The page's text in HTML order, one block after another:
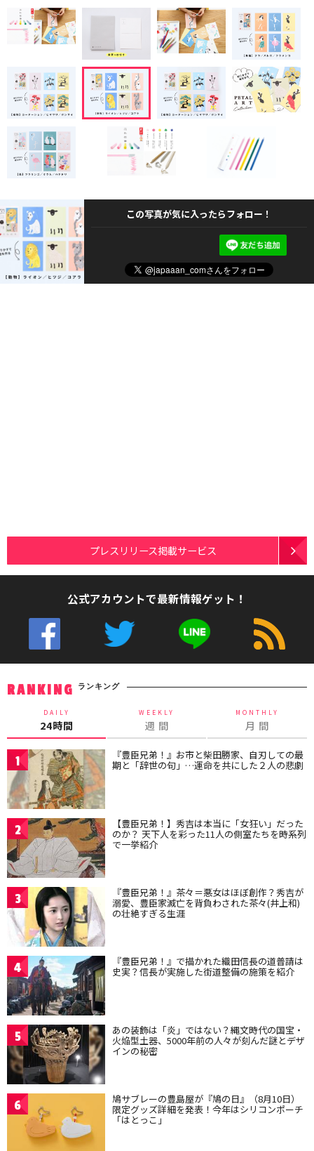
この写真が気に入ったらフォロー！
プレスリリース掲載サービス
公式アカウントで最新情報ゲット！
RANKING ランキング
DAILY
24時間
WEEKLY
週 間
MONTHLY
月 間
1 『豊臣兄弟！』お市と柴田勝家、自刃しての最
期と「辞世の句」…運命を共にした２人の悲劇
2 【豊臣兄弟！】秀吉は本当に「女狂い」だった
のか？ 天下人を彩った11人の側室たちを時系列
で一挙紹介
3 『豊臣兄弟！』茶々＝悪女はほぼ創作？秀吉が
溺愛、豊臣家滅亡を背負わされた茶々(井上和)
の壮絶すぎる生涯
4 『豊臣兄弟！』で描かれた織田信長の道普請は
史実？信長が実施した街道整備の施策を紹介
5 あの装飾は「炎」ではない？縄文時代の国宝・
火焔型土器、5000年前の人々が刻んだ謎とデザ
インの秘密
6 鳩サブレーの豊島屋が『鳩の日』（8月10日）
限定グッズ詳細を発表！今年はシリコンポーチ
「はとっこ」